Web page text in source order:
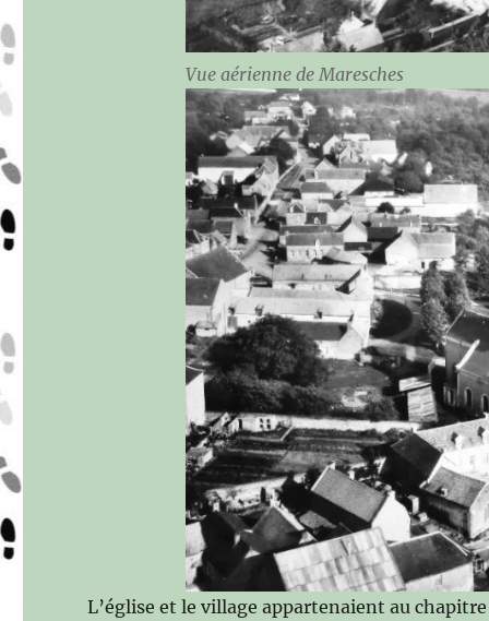
Vue aérienne de Maresches
L’église et le village appartenaient au